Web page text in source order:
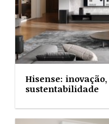
Hisense:
sustentabilidade